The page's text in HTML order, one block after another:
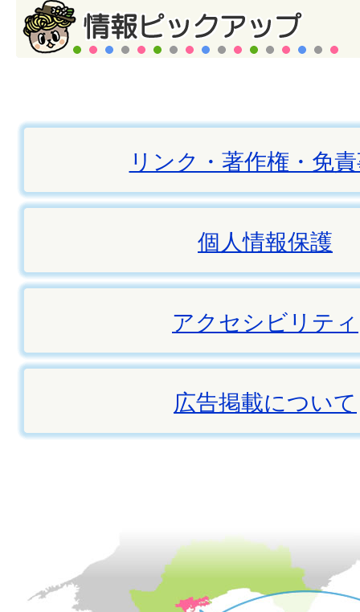
リンク・著作権・免
個人情報保護
アクセシビリティ
広告掲載について